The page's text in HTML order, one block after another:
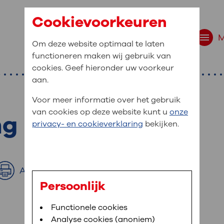
navigatie
bent u naar op
Bloedafname,MijnOLVG,Digitalisering
medische gegevens
In MijnOLVG kunt u uw medische
het u uitkomt. OLVG breidt MijnOLVG
Afdrukken
Cookievoorkeuren
Om deze website optimaal te laten
functioneren maken wij gebruik van
cookies. Geef hieronder uw voorkeur
aan.
Voor meer informatie over het gebruik
van cookies op deze website kunt u onze
privacy- en cookieverklaring bekijken.
Persoonlijk
Functionele cookies
Analyse cookies (anoniem)